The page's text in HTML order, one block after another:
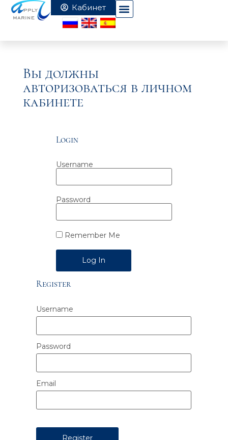
Вы должны
авторизоваться в личном
кабинете
Login
Username
Password
Remember Me
Alternative:
Register
Username
Password
Email